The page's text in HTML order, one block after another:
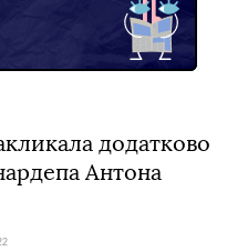
додатково
Антона